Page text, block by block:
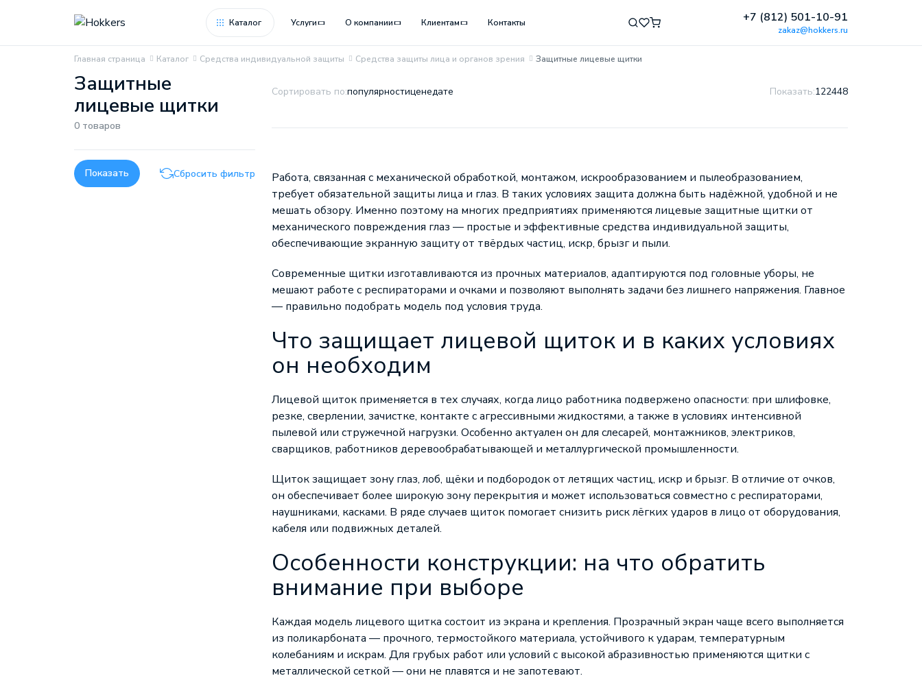
Каталог Услуги О компании Клиентам Контакты +7 (812) 501-10-91
zakaz@hokkers.ru
Главная страница Каталог Средства индивидуальной защиты Средства защиты лица и органов зрения Защитные лицевые щитки
Защитные
лицевые щитки
0 товаров
Сортировать по:популярностиценедате Показать:122448
Работа, связанная с механической обработкой, монтажом, искрообразованием и пылеобразованием,
требует обязательной защиты лица и глаз. В таких условиях защита должна быть надёжной, удобной и не
мешать обзору. Именно поэтому на многих предприятиях применяются лицевые защитные щитки от
механического повреждения глаз — простые и эффективные средства индивидуальной защиты,
обеспечивающие экранную защиту от твёрдых частиц, искр, брызг и пыли.
Современные щитки изготавливаются из прочных материалов, адаптируются под головные уборы, не
мешают работе с респираторами и очками и позволяют выполнять задачи без лишнего напряжения. Главное
— правильно подобрать модель под условия труда.
Что защищает лицевой щиток и в каких условиях
он необходим
Лицевой щиток применяется в тех случаях, когда лицо работника подвержено опасности: при шлифовке,
резке, сверлении, зачистке, контакте с агрессивными жидкостями, а также в условиях интенсивной
пылевой или стружечной нагрузки. Особенно актуален он для слесарей, монтажников, электриков,
сварщиков, работников деревообрабатывающей и металлургической промышленности.
Щиток защищает зону глаз, лоб, щёки и подбородок от летящих частиц, искр и брызг. В отличие от очков,
он обеспечивает более широкую зону перекрытия и может использоваться совместно с респираторами,
наушниками, касками. В ряде случаев щиток помогает снизить риск лёгких ударов в лицо от оборудования,
кабеля или подвижных деталей.
Особенности конструкции: на что обратить
внимание при выборе
Каждая модель лицевого щитка состоит из экрана и крепления. Прозрачный экран чаще всего выполняется
из поликарбоната — прочного, термостойкого материала, устойчивого к ударам, температурным
колебаниям и искрам. Для грубых работ или условий с высокой абразивностью применяются щитки с
металлической сеткой — они не плавятся и не запотевают.